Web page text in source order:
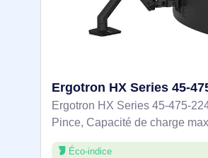
Ergotron HX Series 45-475-
Pince, Capacité de charge
kg, Taille minimale de l'écran:
Éco-indice